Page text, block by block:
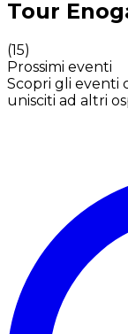
Tour
(15)
Prossimi eventi
Scopri gli eventi
unisciti ad altri